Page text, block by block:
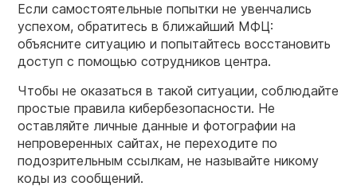
Если самостоятельные попытки не увенчались
успехом, обратитесь в ближайший МФЦ:
объясните ситуацию и попытайтесь восстановить
доступ с помощью сотрудников центра.
Чтобы не оказаться в такой ситуации, соблюдайте
простые правила кибербезопасности. Не
оставляйте личные данные и фотографии на
непроверенных сайтах, не переходите по
подозрительным ссылкам, не называйте никому
коды из сообщений.